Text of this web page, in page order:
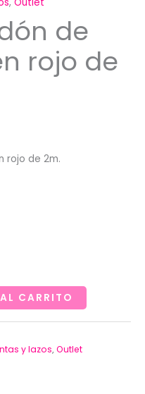
de
rojo de
rojo de 2m.
CARRITO
y lazos,Outlet